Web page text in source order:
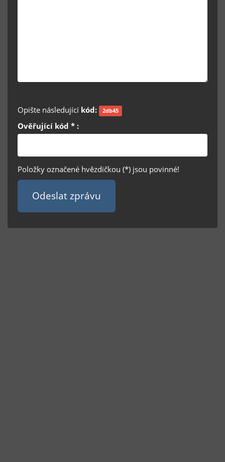
Opište následující kód: 2db45
Ověřující kód * :
Položky označené hvězdičkou (*) jsou povinné!